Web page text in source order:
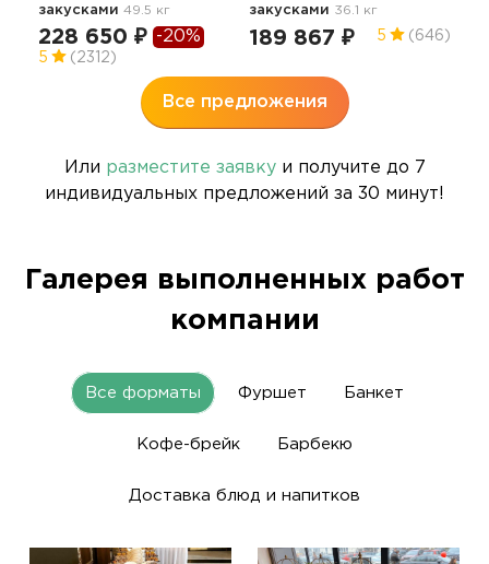
закусками 49.5 кг
228 650 ₽ -20%
5 (2312)
закусками 36.1 кг
189 867 ₽ 5 (646)
Все предложения
Или разместите заявкуи получите до 7
индивидуальных предложений за 30 минут!
Галерея выполненных работ
компании
Все форматы Фуршет Банкет
Кофе-брейк Барбекю
Доставка блюд и напитков